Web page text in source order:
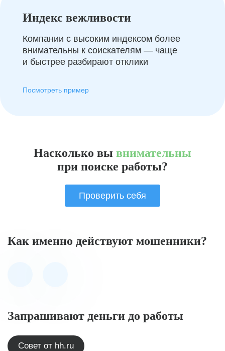
Индекс вежливости
Компании с высоким индексом более
внимательны к соискателям — чаще
и быстрее разбирают отклики
Посмотреть пример
Насколько вы внимательны
при поиске работы?
Проверить себя
Как именно действуют мошенники?
Запрашивают деньги до работы
Совет от hh.ru